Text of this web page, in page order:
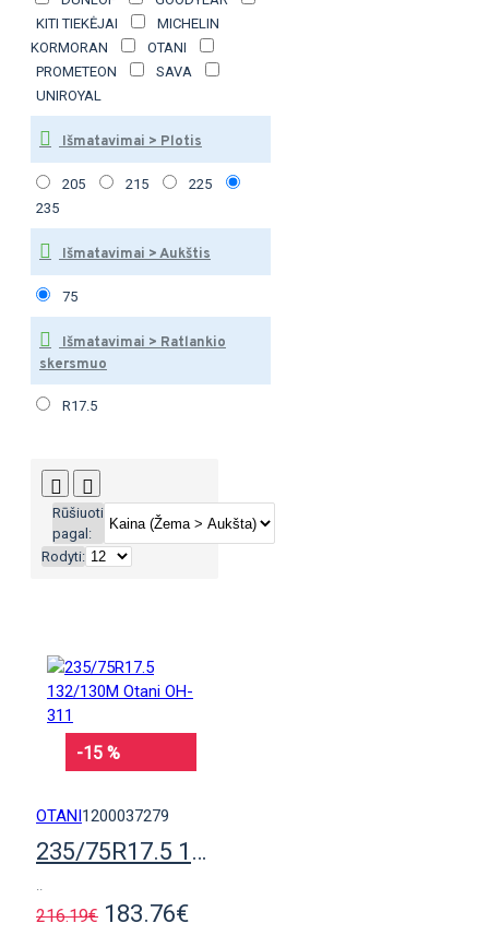
KITI TIEKĖJAI
MICHELIN
KORMORAN
OTANI
PROMETEON
SAVA
UNIROYAL
Išmatavimai > Plotis
205 215
225
235
Išmatavimai > Aukštis
75
Išmatavimai > Ratlankio
skersmuo
R17.5
Rūšiuoti
pagal:
Rodyti:
-15 %
OTANI1200037279
235/75R17.5 132/130M Otani OH-311
..
216.19€ 183.76€